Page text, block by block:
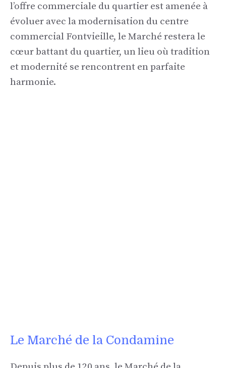
l’offre commerciale du quartier est amenée à
évoluer avec la modernisation du centre
commercial Fontvieille, le Marché restera le
cœur battant du quartier, un lieu où tradition
et modernité se rencontrent en parfaite
harmonie.
Le Marché de la Condamine